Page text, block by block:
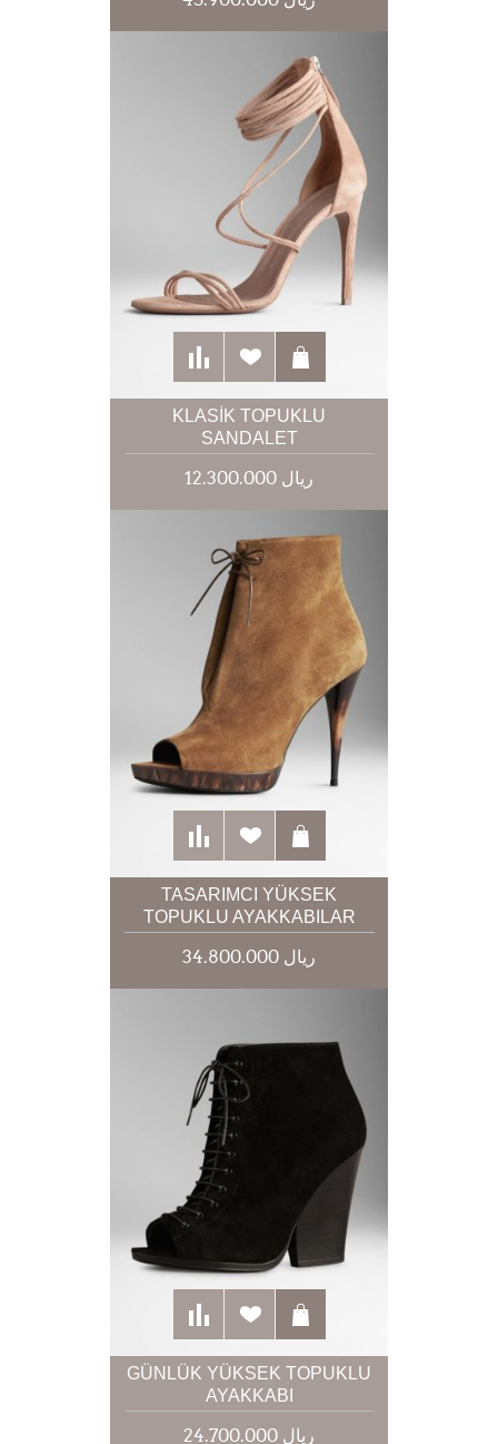
KLASIK TOPUKLU
SANDALET
12.300.000 ریال
TASARIMCI YÜKSEK
TOPUKLU AYAKKABILAR
34.800.000 ریال
GÜNLÜK YÜKSEK TOPUKLU
AYAKKABI
24.700.000 ریال